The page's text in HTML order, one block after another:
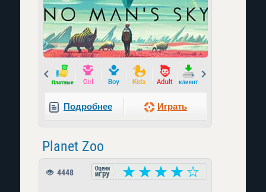
Prev
Подробнее Играть
Planet Zoo
4448